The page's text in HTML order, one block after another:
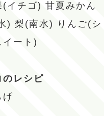
(イチゴ) 甘夏みかん
) 梨(南水)
りんご(シ
イート)
のレシピ
げ